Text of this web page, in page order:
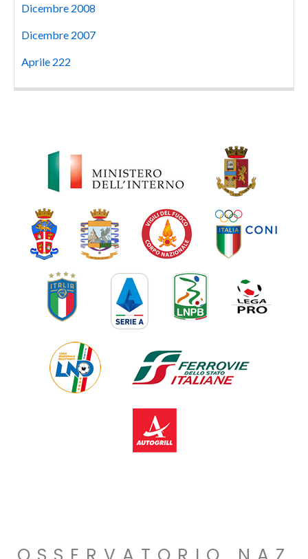
Dicembre 2008
Dicembre 2007
Aprile 222